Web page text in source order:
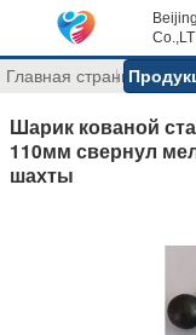
Главная страница
Шарик кованой
110мм свернул
шахты